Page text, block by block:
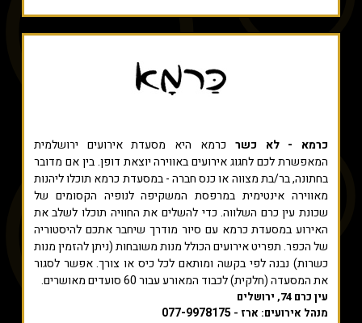
כרמא - לא כשר כרמא היא מסעדת אירועים ירושלמית
המאפשרת לכם לחגוג אירועים באווירה יוצאת דופן. בין אם מדובר
בחתונה, בר/בת מצווה או כנס חברה - במסעדת כרמא תוכלו ליהנות
מאווירה אינטימית במרפסת המשקיפה לנופיה הקסומים של
שכונת עין כרם השלווה. כדי להשלים את החוויה תוכלו לשלב את
האירוע במסעדת כרמא עם סיור מודרך שיחבר אתכם להיסטוריה
של הכפר. תפריט אירועים הכולל מנות משובחות (ניתן להזמין מנות
כשרות) נבנה לפי בקשה ומותאם לכל כיס או צורך. אפשר לסגור
את המסעדה (חלקית) לכבוד המאורע עבור 60 סועדים מאושרים.
עין כרם 74, ירושלים
מנהל אירועים: ארז - 077-9978175